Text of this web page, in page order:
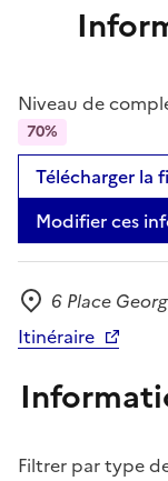
Niveau de
70%
Télécharger la
Modifier ces
Adresse
6 Place
Itinéraire
Filtrer par type